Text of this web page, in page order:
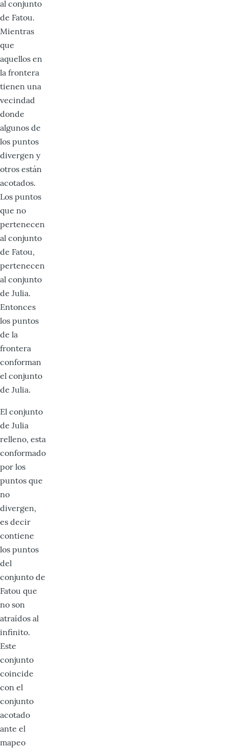
al conjunto
de Fatou.
Mientras
que
aquellos en
la frontera
tienen una
vecindad
donde
algunos de
los puntos
divergen y
otros están
acotados.
Los puntos
que no
pertenecen
al conjunto
de Fatou,
pertenecen
al conjunto
de Julia.
Entonces
los puntos
de la
frontera
conforman
el conjunto
de Julia.
El conjunto
de Julia
relleno, esta
conformado
por los
puntos que
no
divergen,
es decir
contiene
los puntos
del
conjunto de
Fatou que
no son
atraídos al
infinito.
Este
conjunto
coincide
con el
conjunto
acotado
ante el
mapeo